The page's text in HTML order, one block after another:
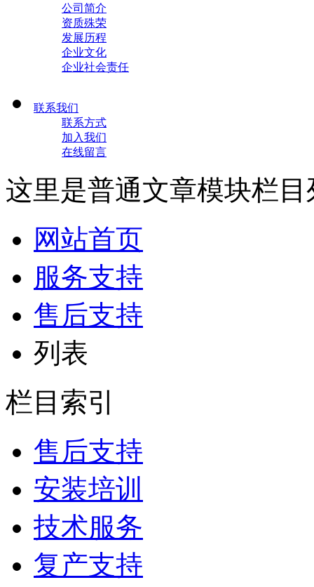
公司简介
资质殊荣
发展历程
企业文化
企业社会责任
联系我们
联系方式
加入我们
在线留言
这里是普通文章模块栏目
网站首页
服务支持
售后支持
列表
栏目索引
售后支持
安装培训
技术服务
复产支持